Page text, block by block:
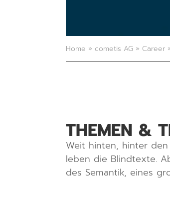
Home » cometis AG » Career
THEMEN &
Weit hinten, hinter
leben die Blindtexte.
des Semantik, eines